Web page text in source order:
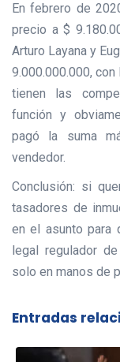
En febrero de
precio a $
Arturo Layana y
9.000.000.000,
tienen las
función y
pagó la suma
vendedor.
Conclusión: si
tasadores de
en el asunto para
legal regulador
solo en manos de
Entradas